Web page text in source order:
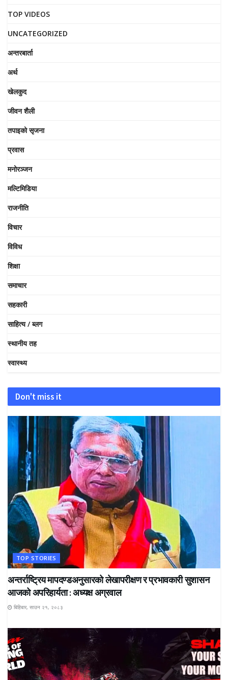
TOP VIDEOS
UNCATEGORIZED
अन्तरबार्ता
अर्थ
खेलकुद
जीवन शैली
तपाइको सृजना
प्रवास
मनोरञ्जन
मल्टिमिडिया
राजनीति
विचार
विविध
शिक्षा
समाचार
सहकारी
साहित्य / ब्लग
स्थानीय तह
स्वास्थ्य
Don't miss it
TOP STORIES
अन्तर्राष्ट्रिय मापदण्डअनुसारको लेखापरीक्षण र प्रभावकारी सुशासन
आजको अपरिहार्यता : अध्यक्ष अग्रवाल
बिहिबार, साउन २१, २०८३